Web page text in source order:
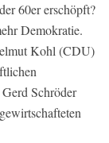
60er erschöpft?
Demokratie.
Kohl (CDU)
Schröder